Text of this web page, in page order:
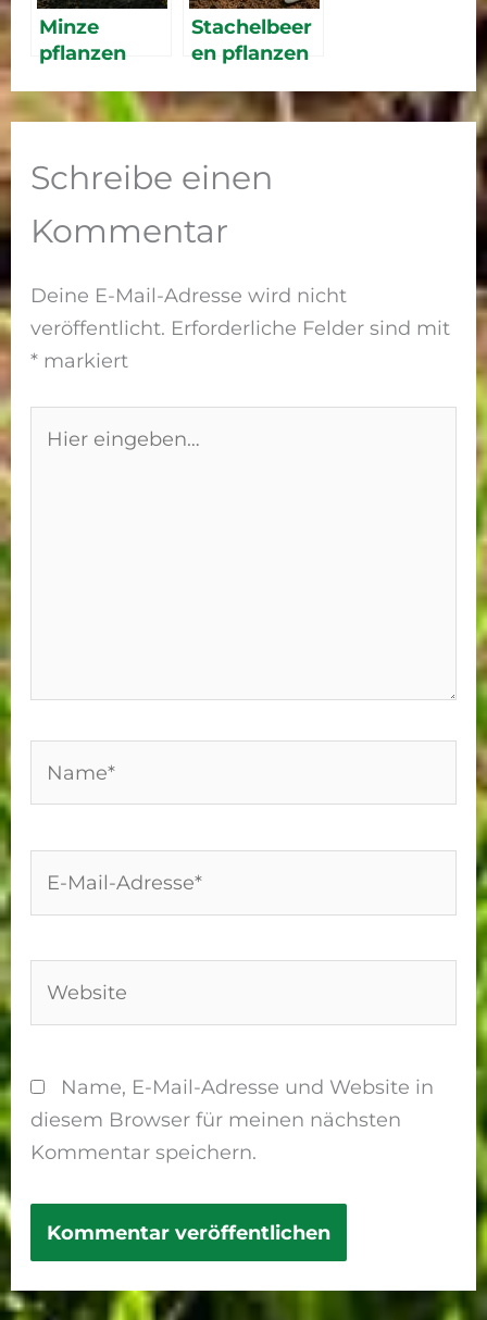
Balkon
Minze
pflanzen
Sorten,
Stachelbeer
en pflanzen
– Anbau,
Schreibe einen
Kommentar
Deine E-Mail-Adresse wird nicht
veröffentlicht. Erforderliche Felder sind mit
* markiert
eingeben…
Mail-
Name, E-Mail-Adresse und Website in
diesem Browser für meinen nächsten
Kommentar speichern.